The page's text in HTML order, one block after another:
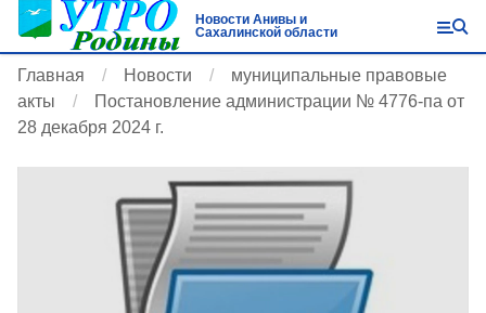
Новости Анивы и
Сахалинской области
Главная Новости
муниципальные правовые
акты
Постановление администрации № 4776-па от
28 декабря 2024 г.